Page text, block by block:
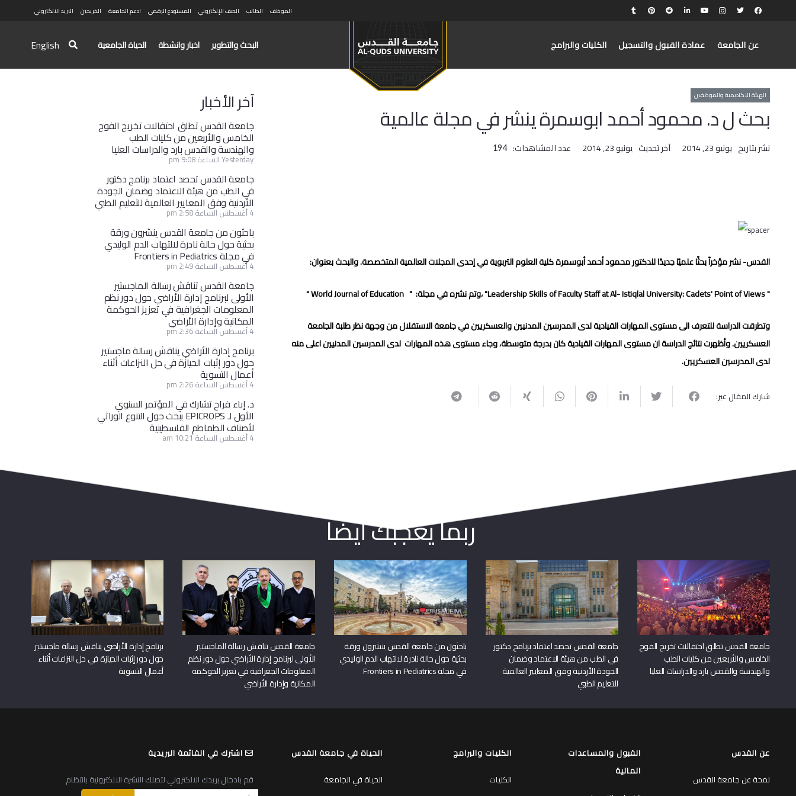
الموظف الطالب الصف الإلكتروني المستودع الرقمي ادعم الجامعة الخريجين البريد الالكتروني
عن الجامعة عمادة القبول والتسجيل الكليات والبرامج البحث والتطوير اخبار وانشطة الحياة الجامعية English
الهيئة الاكاديمية والموظفين
بحث ل د. محمود أحمد ابوسمرة ينشر في مجلة عالمية
نشر بتاريخ يونيو 23, 2014 آخر تحديث يونيو 23, 2014 عدد المشاهدات: 194
القدس- نشر مؤخراً بحثًا علميًا جديدًا للدكتور محمود أحمد أبوسمرة كلية العلوم التربوية في إحدى المجلات العالمية المتخصصة. والبحث بعنوان:
"
Leadership Skills of Faculty Staff at Al- Istiqlal University: Cadets' Point of Views
"،وتم نشره في مجلة: "
World Journal of Education
"
وتطرقت الدراسة للتعرف الى مستوى المهارات القيادية لدى المدرسين المدنيين والعسكريين في جامعة الاستقلال من وجهة نظر طلبة الجامعة
العسكريين. وأظهرت نتائج الدراسة ان مستوى المهارات القيادية كان بدرجة متوسطة، وجاء مستوى هذه المهارات لدى المدرسين المدنيين اعلى منه
لدى المدرسين العسكريين.
شارك المقال عبر:
آخر الأخبار
جامعة القدس تطلق احتفالات تخريج الفوج
الخامس والأربعين من كليات الطب
والهندسة والقدس بارد والدراسات العليا
Yesterday الساعة 9:08 pm
جامعة القدس تحصد اعتماد برنامج دكتور
في الطب من هيئة الاعتماد وضمان الجودة
الأردنية وفق المعايير العالمية للتعليم الطبي
4 أغسطس الساعة 2:58 pm
باحثون من جامعة القدس ينشرون ورقة
بحثية حول حالة نادرة لالتهاب الدم الوليدي
في مجلة Frontiers in Pediatrics
4 أغسطس الساعة 2:49 pm
جامعة القدس تناقش رسالة الماجستير
الأولى لبرنامج إدارة الأراضي حول دور نظم
المعلومات الجغرافية في تعزيز الحوكمة
المكانية وإدارة الأراضي
4 أغسطس الساعة 2:36 pm
برنامج إدارة الأراضي يناقش رسالة ماجستير
حول دور إثبات الحيازة في حل النزاعات أثناء
أعمال التسوية
4 أغسطس الساعة 2:26 pm
د. إباء فراح تشارك في المؤتمر السنوي
الأول لـ EPICROPS ببحث حول التنوع الوراثي
لأصناف الطماطم الفلسطينية
4 أغسطس الساعة 10:21 am
ربما يعجبك أيضا
جامعة القدس تطلق احتفالات تخريج الفوج
الخامس والأربعين من كليات الطب
والهندسة والقدس بارد والدراسات العليا
جامعة القدس تحصد اعتماد برنامج دكتور
في الطب من هيئة الاعتماد وضمان
الجودة الأردنية وفق المعايير العالمية
للتعليم الطبي
باحثون من جامعة القدس ينشرون ورقة
بحثية حول حالة نادرة لالتهاب الدم الوليدي
في مجلة Frontiers in Pediatrics
جامعة القدس تناقش رسالة الماجستير
الأولى لبرنامج إدارة الأراضي حول دور نظم
المعلومات الجغرافية في تعزيز الحوكمة
المكانية وإدارة الأراضي
برنامج إدارة الأراضي يناقش رسالة ماجستير
حول دور إثبات الحيازة في حل النزاعات أثناء
أعمال التسوية
عن القدس
لمحة عن جامعة القدس
القبول والمساعدات
المالية
الكليات والبرامج
الكليات
الحياة في جامعة القدس
الحياة في الجامعة
اشترك في القائمة البريدية
قم بادخال بريدك الالكتروني لتصلك النشرة الالكترونية بانتظام